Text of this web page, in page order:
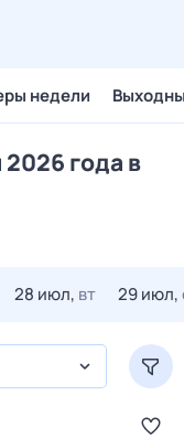
недели
года в
28 июл, вт 29 июл,